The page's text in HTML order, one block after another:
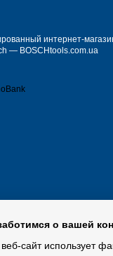
интернет-
— BOSCHtools.com.ua
о вашей
веб-сайт использует